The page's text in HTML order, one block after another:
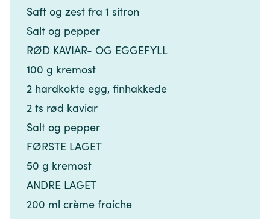
Saft og zest fra 1 sitron​​​​‌ ‍ ​‍​‍‌‍ ‌ ​‍‌‍‍‌‌‍‌ ‌‍‍‌‌‍ ‍​‍​‍​ ‍‍​‍​‍‌ ​ ‌‍​‌‌‍ ‍‌‍‍‌‌ ‌​‌ ‍‌​‍ ‍‌‍‍‌‌‍ ​‍​‍​‍ ​​‍​‍‌‍‍​‌ ​‍‌‍‌‌‌‍‌‍​‍​‍​ ‍‍​‍​‍‌‍‍​‌ ‌​‌ ‌​‌ ​​‌ ​ ​ ‍‍​‍ ​‍ ‌‍​ ‌‍ ‌‌ ​ ​‍ ‍‌‍​ ‌‍‌‌‌ ​‍‌ ‌‍‌‍‌‌‌ ​‍‌‍​‌​‍ ‍‌ ​ ‌‍‌‌​‍ ‌ ​​‌ ​‍‌‍ ‌‍‌​‌ ‌‌‌‍​ ‌ ‌​‌‍‍‌‌‍ ‌‍ ‍​‍ ‌‍‍‌‌‍ ‍‌ ‌​‌‍‌‌‌‍ ‍‌ ‌​​‍ ‌‍‌‌‌‍‌​‌‍‍‌‌ ‌​​‍ ‌‍ ‌‌‍ ‌‍‌​‌‍‌‌​ ‌‌ ​​‌ ​‍‌‍‌‌‌ ​ ‌‍‌‌‌‍ ‍‌ ‌​‌‍​‌‌ ‌​‌‍‍‌‌‍ ‌‍ ‍​ ‍ ‌‍‍‌‌‍‌​​ ‌‌‍‍‌​ ​‌​ ‍​‌‍ ‍​‍ ‍​ ​‍‌‍​ ​ ​‌​ ‌ ​ ‌​‌‍​ ​ ​​​ ​‍​‍ ‌‌‍‌‌​ ​​‌‍‌‌‌‍​‌​‍ ‌​ ‌​​ ‍​‌‍‌‍​ ​‍​‍ ‌‌‍​‍​ ‍​‌‍‌‌‌‍‌‍​‍ ‌​ ‌​‌‍‌​​ ​‍‌‍​‌‌‍​ ​ ​‌​ ​ ‌‍​‍​ ‍‌‌‍‌​​ ​‍​ ‍‌​‍ ‍‌‍ ‍‌‍ ​ ‍ ‌ ‌​‌ ‍‌‌ ​​‌‍‌‌​ ‌‌ ​​‌‍​‌‌‍‌ ‌‍‌‌​ ‍ ‌ ​​‌‍​‌‌ ‌​‌‍‍​​ ‌‌‍​‍‌‍ ​‌‍ ‌‍​ ‌‍‍ ‌ ​ ​‍‌‌​ ‌‌‌​​‍‌‌ ‌‍‍ ‌‍‌‌‌ ‍‌​‍‌‌​ ​ ‌​‌​​‍‌‌​ ​ ‌​‌​​‍‌‌​ ​‍​ ​‍‌‍‌‌‌‍‌‌​ ‌​​ ‌​​ ‌​‌‍​‍​ ​​​ ‌ ​‍ ‌‌‍‌‍​ ‌ ​ ‌​‌‍​‌​‍ ‌​ ‌​​ ‍‌‌‍‌‌‌‍​ ​‍ ‌‌‍​‍‌‍​‌​ ​ ​ ​ ​‍ ‌‌‍‌‍‌‍‌​​ ‍​‌‍​‍​ ‌​​ ​‌​ ‌ ​ ​‌​ ‌​​ ‌‍‌‍‌‌​ ‍‌​‍‌‌​ ​‍​ ​‍​‍‌‌​ ‌‌‌​‌​​‍ ‍‌‍​ ‌‍ ‌‍ ​‌ ‌‌‌‍ ‌‌‍ ‍‌ ​ ​‍‌‌​ ‌‌‌​​‍‌‌ ‌‍‍ ‌‍‌‌‌ ‍‌​‍‌‌​ ​ ‌​‌​​‍‌‌​ ​ ‌​‌​​‍‌‌​ ​‍​ ​‍​ ‍‌​ ​ ‌‍​ ​ ‍​‌‍​‍‌‍‌​​ ‌ ​ ‍​​ ‍​​ ​ ‌‍‌‍​ ‌‌​‍‌‌​ ​‍​ ​‍​‍‌‌​ ‌‌‌​‌​​‍ ‍‌‍‍‌‌ ‌​‌‍‌‌‌‍ ‌‌ ​ ​‍‌‌​ ‌‌‌​​‍​ ‌‌​‍‌‌​ ‌‌‌​‌​​ ‌‍​‍‌‍​‌‌ ​ ‌‍‌‌‌‌‌‌‌ ​‍‌‍ ​​ ‌‌‍‍​‌ ‌​‌ ‌​‌ ​​‌ ​ ​‍‌‌​ ​ ‌​​‌​‍‌‌​ ​‍‌​‌‍​‍‌‌​ ​‍‌​‌‍‌‍​ ‌‍ ‌‌ ​ ​‍ ‍‌‍​ ‌‍‌‌‌ ​‍‌ ‌‍‌‍‌‌‌ ​‍‌‍​‌​‍ ‍‌ ​ ‌‍‌‌​‍‌‍‌‍‍‌‌‍‌​​ ‌‌‍‍‌​ ​‌​ ‍​‌‍ ‍​‍ ‍​ ​‍‌‍​ ​ ​‌​ ‌ ​ ‌​‌‍​ ​ ​​​ ​‍​‍ ‌‌‍‌‌​ ​​‌‍‌‌‌‍​‌​‍ ‌​ ‌​​ ‍​‌‍‌‍​ ​‍​‍ ‌‌‍​‍​ ‍​‌‍‌‌‌‍‌‍​‍ ‌​ ‌​‌‍‌​​ ​‍‌‍​‌‌‍​ ​ ​‌​ ​ ‌‍​‍​ ‍‌‌‍‌​​ ​‍​ ‍‌​‍ ‍‌‍ ‍‌‍ ​‍‌‍‌ ‌​‌ ‍‌‌ ​​‌‍‌‌​ ‌‌ ​​‌‍​‌‌‍‌ ‌‍‌‌​‍‌‍‌ ​​‌‍​‌‌ ‌​‌‍‍​​ ‌‌‍​‍‌‍ ​‌‍ ‌‍​ ‌‍‍ ‌ ​ ​‍‌‌​ ‌‌‌​​‍‌‌ ‌‍‍ ‌‍‌‌‌ ‍‌​‍‌‌​ ​ ‌​‌​​‍‌‌​ ​ ‌​‌​​‍‌‌​ ​‍​ ​‍‌‍‌‌‌‍‌‌​ ‌​​ ‌​​ ‌​‌‍​‍​ ​​​ ‌ ​‍ ‌‌‍‌‍​ ‌ ​ ‌​‌‍​‌​‍ ‌​ ‌​​ ‍‌‌‍‌‌‌‍​ ​‍ ‌‌‍​‍‌‍​‌​ ​ ​ ​ ​‍ ‌‌‍‌‍‌‍‌​​ ‍​‌‍​‍​ ‌​​ ​‌​ ‌ ​ ​‌​ ‌​​ ‌‍‌‍‌‌​ ‍‌​‍‌‌​ ​‍​ ​‍​‍‌‌​ ‌‌‌​‌​​‍ ‍‌‍​ ‌‍ ‌‍ ​‌ ‌‌‌‍ ‌‌‍ ‍‌ ​ ​‍‌‌​ ‌‌‌​​‍‌‌ ‌‍‍ ‌‍‌‌‌ ‍‌​‍‌‌​ ​ ‌​‌​​‍‌‌​ ​ ‌​‌​​‍‌‌​ ​‍​ ​‍​ ‍‌​ ​ ‌‍​ ​ ‍​‌‍​‍‌‍‌​​ ‌ ​ ‍​​ ‍​​ ​ ‌‍‌‍​ ‌‌​‍‌‌​ ​‍​ ​‍​‍‌‌​ ‌‌‌​‌​​‍ ‍‌‍‍‌‌ ‌​‌‍‌‌‌‍ ‌‌ ​ ​‍‌‌​ ‌‌‌​​‍​ ‌‌​‍‌‌​ ‌‌‌​‌​​‍‌‍‌ ‌ ‌‍ ‌ ​‍‌‍‍ ‌ ​ ‌ ​​‌‍​‌‌‍​ ‌‍‌‌​ ‌‌ ​​‌ ​‍‌‍ ‌‍‌​‌ ‌‌‌‍​ ‌ ‌​‌‍‍‌‌‍ ‌‍ ‍​‍‌‍‌ ​​‌‍‌‌‌ ​‍‌ ​ ‌ ​​‌‍‌‌‌‍​ ‌ ‌​‌‍‍‌‌ ‌‍‌‍‌‌​ ‌‌ ​​‌ ‌‌‌‍​‍‌‍ ​‌‍‍‌‌ ​ ‌‍‍​‌‍‌‌‌‍‌​​‍​‍‌ ‌
Salt og pepper​​​​‌ ‍ ​‍​‍‌‍ ‌ ​‍‌‍‍‌‌‍‌ ‌‍‍‌‌‍ ‍​‍​‍​ ‍‍​‍​‍‌ ​ ‌‍​‌‌‍ ‍‌‍‍‌‌ ‌​‌ ‍‌​‍ ‍‌‍‍‌‌‍ ​‍​‍​‍ ​​‍​‍‌‍‍​‌ ​‍‌‍‌‌‌‍‌‍​‍​‍​ ‍‍​‍​‍‌‍‍​‌ ‌​‌ ‌​‌ ​​‌ ​ ​ ‍‍​‍ ​‍ ‌‍​ ‌‍ ‌‌ ​ ​‍ ‍‌‍​ ‌‍‌‌‌ ​‍‌ ‌‍‌‍‌‌‌ ​‍‌‍​‌​‍ ‍‌ ​ ‌‍‌‌​‍ ‌ ​​‌ ​‍‌‍ ‌‍‌​‌ ‌‌‌‍​ ‌ ‌​‌‍‍‌‌‍ ‌‍ ‍​‍ ‌‍‍‌‌‍ ‍‌ ‌​‌‍‌‌‌‍ ‍‌ ‌​​‍ ‌‍‌‌‌‍‌​‌‍‍‌‌ ‌​​‍ ‌‍ ‌‌‍ ‌‍‌​‌‍‌‌​ ‌‌ ​​‌ ​‍‌‍‌‌‌ ​ ‌‍‌‌‌‍ ‍‌ ‌​‌‍​‌‌ ‌​‌‍‍‌‌‍ ‌‍ ‍​ ‍ ‌‍‍‌‌‍‌​​ ‌‌‍‍‌​ ​‌​ ‍​‌‍ ‍​‍ ‍​ ​‍‌‍​ ​ ​‌​ ‌ ​ ‌​‌‍​ ​ ​​​ ​‍​‍ ‌‌‍‌‌​ ​​‌‍‌‌‌‍​‌​‍ ‌​ ‌​​ ‍​‌‍‌‍​ ​‍​‍ ‌‌‍​‍​ ‍​‌‍‌‌‌‍‌‍​‍ ‌​ ‌​‌‍‌​​ ​‍‌‍​‌‌‍​ ​ ​‌​ ​ ‌‍​‍​ ‍‌‌‍‌​​ ​‍​ ‍‌​‍ ‍‌‍ ‍‌‍ ​ ‍ ‌ ‌​‌ ‍‌‌ ​​‌‍‌‌​ ‌‌ ​​‌‍​‌‌‍‌ ‌‍‌‌​ ‍ ‌ ​​‌‍​‌‌ ‌​‌‍‍​​ ‌‌‍​‍‌‍ ​‌‍ ‌‍​ ‌‍‍ ‌ ​ ​‍‌‌​ ‌‌‌​​‍‌‌ ‌‍‍ ‌‍‌‌‌ ‍‌​‍‌‌​ ​ ‌​‌​​‍‌‌​ ​ ‌​‌​​‍‌‌​ ​‍​ ​‍‌‍‌‌‌‍‌‌​ ‌​​ ‌​​ ‌​‌‍​‍​ ​​​ ‌ ​‍ ‌‌‍‌‍​ ‌ ​ ‌​‌‍​‌​‍ ‌​ ‌​​ ‍‌‌‍‌‌‌‍​ ​‍ ‌‌‍​‍‌‍​‌​ ​ ​ ​ ​‍ ‌‌‍‌‍‌‍‌​​ ‍​‌‍​‍​ ‌​​ ​‌​ ‌ ​ ​‌​ ‌​​ ‌‍‌‍‌‌​ ‍‌​‍‌‌​ ​‍​ ​‍​‍‌‌​ ‌‌‌​‌​​‍ ‍‌‍​ ‌‍ ‌‍ ​‌ ‌‌‌‍ ‌‌‍ ‍‌ ​ ​‍‌‌​ ‌‌‌​​‍‌‌ ‌‍‍ ‌‍‌‌‌ ‍‌​‍‌‌​ ​ ‌​‌​​‍‌‌​ ​ ‌​‌​​‍‌‌​ ​‍​ ​‍​ ‍‌​ ​ ‌‍​ ​ ‍​‌‍​‍‌‍‌​​ ‌ ​ ‍​​ ‍​​ ​ ‌‍‌‍​ ‌‌​‍‌‌​ ​‍​ ​‍​‍‌‌​ ‌‌‌​‌​​‍ ‍‌‍‍‌‌ ‌​‌‍‌‌‌‍ ‌‌ ​ ​‍‌‌​ ‌‌‌​​‍​ ‌‍​‍‌‌​ ‌‌‌​‌​​ ‌‍​‍‌‍​‌‌ ​ ‌‍‌‌‌‌‌‌‌ ​‍‌‍ ​​ ‌‌‍‍​‌ ‌​‌ ‌​‌ ​​‌ ​ ​‍‌‌​ ​ ‌​​‌​‍‌‌​ ​‍‌​‌‍​‍‌‌​ ​‍‌​‌‍‌‍​ ‌‍ ‌‌ ​ ​‍ ‍‌‍​ ‌‍‌‌‌ ​‍‌ ‌‍‌‍‌‌‌ ​‍‌‍​‌​‍ ‍‌ ​ ‌‍‌‌​‍‌‍‌‍‍‌‌‍‌​​ ‌‌‍‍‌​ ​‌​ ‍​‌‍ ‍​‍ ‍​ ​‍‌‍​ ​ ​‌​ ‌ ​ ‌​‌‍​ ​ ​​​ ​‍​‍ ‌‌‍‌‌​ ​​‌‍‌‌‌‍​‌​‍ ‌​ ‌​​ ‍​‌‍‌‍​ ​‍​‍ ‌‌‍​‍​ ‍​‌‍‌‌‌‍‌‍​‍ ‌​ ‌​‌‍‌​​ ​‍‌‍​‌‌‍​ ​ ​‌​ ​ ‌‍​‍​ ‍‌‌‍‌​​ ​‍​ ‍‌​‍ ‍‌‍ ‍‌‍ ​‍‌‍‌ ‌​‌ ‍‌‌ ​​‌‍‌‌​ ‌‌ ​​‌‍​‌‌‍‌ ‌‍‌‌​‍‌‍‌ ​​‌‍​‌‌ ‌​‌‍‍​​ ‌‌‍​‍‌‍ ​‌‍ ‌‍​ ‌‍‍ ‌ ​ ​‍‌‌​ ‌‌‌​​‍‌‌ ‌‍‍ ‌‍‌‌‌ ‍‌​‍‌‌​ ​ ‌​‌​​‍‌‌​ ​ ‌​‌​​‍‌‌​ ​‍​ ​‍‌‍‌‌‌‍‌‌​ ‌​​ ‌​​ ‌​‌‍​‍​ ​​​ ‌ ​‍ ‌‌‍‌‍​ ‌ ​ ‌​‌‍​‌​‍ ‌​ ‌​​ ‍‌‌‍‌‌‌‍​ ​‍ ‌‌‍​‍‌‍​‌​ ​ ​ ​ ​‍ ‌‌‍‌‍‌‍‌​​ ‍​‌‍​‍​ ‌​​ ​‌​ ‌ ​ ​‌​ ‌​​ ‌‍‌‍‌‌​ ‍‌​‍‌‌​ ​‍​ ​‍​‍‌‌​ ‌‌‌​‌​​‍ ‍‌‍​ ‌‍ ‌‍ ​‌ ‌‌‌‍ ‌‌‍ ‍‌ ​ ​‍‌‌​ ‌‌‌​​‍‌‌ ‌‍‍ ‌‍‌‌‌ ‍‌​‍‌‌​ ​ ‌​‌​​‍‌‌​ ​ ‌​‌​​‍‌‌​ ​‍​ ​‍​ ‍‌​ ​ ‌‍​ ​ ‍​‌‍​‍‌‍‌​​ ‌ ​ ‍​​ ‍​​ ​ ‌‍‌‍​ ‌‌​‍‌‌​ ​‍​ ​‍​‍‌‌​ ‌‌‌​‌​​‍ ‍‌‍‍‌‌ ‌​‌‍‌‌‌‍ ‌‌ ​ ​‍‌‌​ ‌‌‌​​‍​ ‌‍​‍‌‌​ ‌‌‌​‌​​‍‌‍‌ ‌ ‌‍ ‌ ​‍‌‍‍ ‌ ​ ‌ ​​‌‍​‌‌‍​ ‌‍‌‌​ ‌‌ ​​‌ ​‍‌‍ ‌‍‌​‌ ‌‌‌‍​ ‌ ‌​‌‍‍‌‌‍ ‌‍ ‍​‍‌‍‌ ​​‌‍‌‌‌ ​‍‌ ​ ‌ ​​‌‍‌‌‌‍​ ‌ ‌​‌‍‍‌‌ ‌‍‌‍‌‌​ ‌‌ ​​‌ ‌‌‌‍​‍‌‍ ​‌‍‍‌‌ ​ ‌‍‍​‌‍‌‌‌‍‌​​‍​‍‌ ‌
RØD KAVIAR- OG EGGEFYLL​​​​‌ ‍ ​‍​‍‌‍ ‌ ​‍‌‍‍‌‌‍‌ ‌‍‍‌‌‍ ‍​‍​‍​ ‍‍​‍​‍‌ ​ ‌‍​‌‌‍ ‍‌‍‍‌‌ ‌​‌ ‍‌​‍ ‍‌‍‍‌‌‍ ​‍​‍​‍ ​​‍​‍‌‍‍​‌ ​‍‌‍‌‌‌‍‌‍​‍​‍​ ‍‍​‍​‍‌‍‍​‌ ‌​‌ ‌​‌ ​​‌ ​ ​ ‍‍​‍ ​‍ ‌‍​ ‌‍ ‌‌ ​ ​‍ ‍‌‍​ ‌‍‌‌‌ ​‍‌ ‌‍‌‍‌‌‌ ​‍‌‍​‌​‍ ‍‌ ​ ‌‍‌‌​‍ ‌ ​​‌ ​‍‌‍ ‌‍‌​‌ ‌‌‌‍​ ‌ ‌​‌‍‍‌‌‍ ‌‍ ‍​‍ ‌‍‍‌‌‍ ‍‌ ‌​‌‍‌‌‌‍ ‍‌ ‌​​‍ ‌‍‌‌‌‍‌​‌‍‍‌‌ ‌​​‍ ‌‍ ‌‌‍ ‌‍‌​‌‍‌‌​ ‌‌ ​​‌ ​‍‌‍‌‌‌ ​ ‌‍‌‌‌‍ ‍‌ ‌​‌‍​‌‌ ‌​‌‍‍‌‌‍ ‌‍ ‍​ ‍ ‌‍‍‌‌‍‌​​ ‌‌‍‍‌​ ​‌​ ‍​‌‍ ‍​‍ ‍​ ​‍‌‍​ ​ ​‌​ ‌ ​ ‌​‌‍​ ​ ​​​ ​‍​‍ ‌‌‍‌‌​ ​​‌‍‌‌‌‍​‌​‍ ‌​ ‌​​ ‍​‌‍‌‍​ ​‍​‍ ‌‌‍​‍​ ‍​‌‍‌‌‌‍‌‍​‍ ‌​ ‌​‌‍‌​​ ​‍‌‍​‌‌‍​ ​ ​‌​ ​ ‌‍​‍​ ‍‌‌‍‌​​ ​‍​ ‍‌​‍ ‍‌‍ ‍‌‍ ​ ‍ ‌ ‌​‌ ‍‌‌ ​​‌‍‌‌​ ‌‌ ​​‌‍​‌‌‍‌ ‌‍‌‌​ ‍ ‌ ​​‌‍​‌‌ ‌​‌‍‍​​ ‌‌‍​‍‌‍ ​‌‍ ‌‍​ ‌‍‍ ‌ ​ ​‍‌‌​ ‌‌‌​​‍‌‌ ‌‍‍ ‌‍‌‌‌ ‍‌​‍‌‌​ ​ ‌​‌​​‍‌‌​ ​ ‌​‌​​‍‌‌​ ​‍​ ​‍‌‍‌‌‌‍‌‌​ ‌​​ ‌​​ ‌​‌‍​‍​ ​​​ ‌ ​‍ ‌‌‍‌‍​ ‌ ​ ‌​‌‍​‌​‍ ‌​ ‌​​ ‍‌‌‍‌‌‌‍​ ​‍ ‌‌‍​‍‌‍​‌​ ​ ​ ​ ​‍ ‌‌‍‌‍‌‍‌​​ ‍​‌‍​‍​ ‌​​ ​‌​ ‌ ​ ​‌​ ‌​​ ‌‍‌‍‌‌​ ‍‌​‍‌‌​ ​‍​ ​‍​‍‌‌​ ‌‌‌​‌​​‍ ‍‌‍​ ‌‍ ‌‍ ​‌ ‌‌‌‍ ‌‌‍ ‍‌ ​ ​‍‌‌​ ‌‌‌​​‍‌‌ ‌‍‍ ‌‍‌‌‌ ‍‌​‍‌‌​ ​ ‌​‌​​‍‌‌​ ​ ‌​‌​​‍‌‌​ ​‍​ ​‍​ ‍‌​ ​ ‌‍​ ​ ‍​‌‍​‍‌‍‌​​ ‌ ​ ‍​​ ‍​​ ​ ‌‍‌‍​ ‌‌​‍‌‌​ ​‍​ ​‍​‍‌‌​ ‌‌‌​‌​​‍ ‍‌‍‍‌‌ ‌​‌‍‌‌‌‍ ‌‌ ​ ​‍‌‌​ ‌‌‌​​‍​ ‌ ​‍‌‌​ ‌‌‌​‌​​ ‌‍​‍‌‍​‌‌ ​ ‌‍‌‌‌‌‌‌‌ ​‍‌‍ ​​ ‌‌‍‍​‌ ‌​‌ ‌​‌ ​​‌ ​ ​‍‌‌​ ​ ‌​​‌​‍‌‌​ ​‍‌​‌‍​‍‌‌​ ​‍‌​‌‍‌‍​ ‌‍ ‌‌ ​ ​‍ ‍‌‍​ ‌‍‌‌‌ ​‍‌ ‌‍‌‍‌‌‌ ​‍‌‍​‌​‍ ‍‌ ​ ‌‍‌‌​‍‌‍‌‍‍‌‌‍‌​​ ‌‌‍‍‌​ ​‌​ ‍​‌‍ ‍​‍ ‍​ ​‍‌‍​ ​ ​‌​ ‌ ​ ‌​‌‍​ ​ ​​​ ​‍​‍ ‌‌‍‌‌​ ​​‌‍‌‌‌‍​‌​‍ ‌​ ‌​​ ‍​‌‍‌‍​ ​‍​‍ ‌‌‍​‍​ ‍​‌‍‌‌‌‍‌‍​‍ ‌​ ‌​‌‍‌​​ ​‍‌‍​‌‌‍​ ​ ​‌​ ​ ‌‍​‍​ ‍‌‌‍‌​​ ​‍​ ‍‌​‍ ‍‌‍ ‍‌‍ ​‍‌‍‌ ‌​‌ ‍‌‌ ​​‌‍‌‌​ ‌‌ ​​‌‍​‌‌‍‌ ‌‍‌‌​‍‌‍‌ ​​‌‍​‌‌ ‌​‌‍‍​​ ‌‌‍​‍‌‍ ​‌‍ ‌‍​ ‌‍‍ ‌ ​ ​‍‌‌​ ‌‌‌​​‍‌‌ ‌‍‍ ‌‍‌‌‌ ‍‌​‍‌‌​ ​ ‌​‌​​‍‌‌​ ​ ‌​‌​​‍‌‌​ ​‍​ ​‍‌‍‌‌‌‍‌‌​ ‌​​ ‌​​ ‌​‌‍​‍​ ​​​ ‌ ​‍ ‌‌‍‌‍​ ‌ ​ ‌​‌‍​‌​‍ ‌​ ‌​​ ‍‌‌‍‌‌‌‍​ ​‍ ‌‌‍​‍‌‍​‌​ ​ ​ ​ ​‍ ‌‌‍‌‍‌‍‌​​ ‍​‌‍​‍​ ‌​​ ​‌​ ‌ ​ ​‌​ ‌​​ ‌‍‌‍‌‌​ ‍‌​‍‌‌​ ​‍​ ​‍​‍‌‌​ ‌‌‌​‌​​‍ ‍‌‍​ ‌‍ ‌‍ ​‌ ‌‌‌‍ ‌‌‍ ‍‌ ​ ​‍‌‌​ ‌‌‌​​‍‌‌ ‌‍‍ ‌‍‌‌‌ ‍‌​‍‌‌​ ​ ‌​‌​​‍‌‌​ ​ ‌​‌​​‍‌‌​ ​‍​ ​‍​ ‍‌​ ​ ‌‍​ ​ ‍​‌‍​‍‌‍‌​​ ‌ ​ ‍​​ ‍​​ ​ ‌‍‌‍​ ‌‌​‍‌‌​ ​‍​ ​‍​‍‌‌​ ‌‌‌​‌​​‍ ‍‌‍‍‌‌ ‌​‌‍‌‌‌‍ ‌‌ ​ ​‍‌‌​ ‌‌‌​​‍​ ‌ ​‍‌‌​ ‌‌‌​‌​​‍‌‍‌ ‌ ‌‍ ‌ ​‍‌‍‍ ‌ ​ ‌ ​​‌‍​‌‌‍​ ‌‍‌‌​ ‌‌ ​​‌ ​‍‌‍ ‌‍‌​‌ ‌‌‌‍​ ‌ ‌​‌‍‍‌‌‍ ‌‍ ‍​‍‌‍‌ ​​‌‍‌‌‌ ​‍‌ ​ ‌ ​​‌‍‌‌‌‍​ ‌ ‌​‌‍‍‌‌ ‌‍‌‍‌‌​ ‌‌ ​​‌ ‌‌‌‍​‍‌‍ ​‌‍‍‌‌ ​ ‌‍‍​‌‍‌‌‌‍‌​​‍​‍‌ ‌
100 g kremost​​​​‌ ‍ ​‍​‍‌‍ ‌ ​‍‌‍‍‌‌‍‌ ‌‍‍‌‌‍ ‍​‍​‍​ ‍‍​‍​‍‌ ​ ‌‍​‌‌‍ ‍‌‍‍‌‌ ‌​‌ ‍‌​‍ ‍‌‍‍‌‌‍ ​‍​‍​‍ ​​‍​‍‌‍‍​‌ ​‍‌‍‌‌‌‍‌‍​‍​‍​ ‍‍​‍​‍‌‍‍​‌ ‌​‌ ‌​‌ ​​‌ ​ ​ ‍‍​‍ ​‍ ‌‍​ ‌‍ ‌‌ ​ ​‍ ‍‌‍​ ‌‍‌‌‌ ​‍‌ ‌‍‌‍‌‌‌ ​‍‌‍​‌​‍ ‍‌ ​ ‌‍‌‌​‍ ‌ ​​‌ ​‍‌‍ ‌‍‌​‌ ‌‌‌‍​ ‌ ‌​‌‍‍‌‌‍ ‌‍ ‍​‍ ‌‍‍‌‌‍ ‍‌ ‌​‌‍‌‌‌‍ ‍‌ ‌​​‍ ‌‍‌‌‌‍‌​‌‍‍‌‌ ‌​​‍ ‌‍ ‌‌‍ ‌‍‌​‌‍‌‌​ ‌‌ ​​‌ ​‍‌‍‌‌‌ ​ ‌‍‌‌‌‍ ‍‌ ‌​‌‍​‌‌ ‌​‌‍‍‌‌‍ ‌‍ ‍​ ‍ ‌‍‍‌‌‍‌​​ ‌‌‍‍‌​ ​‌​ ‍​‌‍ ‍​‍ ‍​ ​‍‌‍​ ​ ​‌​ ‌ ​ ‌​‌‍​ ​ ​​​ ​‍​‍ ‌‌‍‌‌​ ​​‌‍‌‌‌‍​‌​‍ ‌​ ‌​​ ‍​‌‍‌‍​ ​‍​‍ ‌‌‍​‍​ ‍​‌‍‌‌‌‍‌‍​‍ ‌​ ‌​‌‍‌​​ ​‍‌‍​‌‌‍​ ​ ​‌​ ​ ‌‍​‍​ ‍‌‌‍‌​​ ​‍​ ‍‌​‍ ‍‌‍ ‍‌‍ ​ ‍ ‌ ‌​‌ ‍‌‌ ​​‌‍‌‌​ ‌‌ ​​‌‍​‌‌‍‌ ‌‍‌‌​ ‍ ‌ ​​‌‍​‌‌ ‌​‌‍‍​​ ‌‌‍​‍‌‍ ​‌‍ ‌‍​ ‌‍‍ ‌ ​ ​‍‌‌​ ‌‌‌​​‍‌‌ ‌‍‍ ‌‍‌‌‌ ‍‌​‍‌‌​ ​ ‌​‌​​‍‌‌​ ​ ‌​‌​​‍‌‌​ ​‍​ ​‍‌‍‌‌‌‍‌‌​ ‌​​ ‌​​ ‌​‌‍​‍​ ​​​ ‌ ​‍ ‌‌‍‌‍​ ‌ ​ ‌​‌‍​‌​‍ ‌​ ‌​​ ‍‌‌‍‌‌‌‍​ ​‍ ‌‌‍​‍‌‍​‌​ ​ ​ ​ ​‍ ‌‌‍‌‍‌‍‌​​ ‍​‌‍​‍​ ‌​​ ​‌​ ‌ ​ ​‌​ ‌​​ ‌‍‌‍‌‌​ ‍‌​‍‌‌​ ​‍​ ​‍​‍‌‌​ ‌‌‌​‌​​‍ ‍‌‍​ ‌‍ ‌‍ ​‌ ‌‌‌‍ ‌‌‍ ‍‌ ​ ​‍‌‌​ ‌‌‌​​‍‌‌ ‌‍‍ ‌‍‌‌‌ ‍‌​‍‌‌​ ​ ‌​‌​​‍‌‌​ ​ ‌​‌​​‍‌‌​ ​‍​ ​‍​ ‍‌​ ​ ‌‍​ ​ ‍​‌‍​‍‌‍‌​​ ‌ ​ ‍​​ ‍​​ ​ ‌‍‌‍​ ‌‌​‍‌‌​ ​‍​ ​‍​‍‌‌​ ‌‌‌​‌​​‍ ‍‌‍‍‌‌ ‌​‌‍‌‌‌‍ ‌‌ ​ ​‍‌‌​ ‌‌‌​​‍​ ‍​​‍‌‌​ ‌‌‌​‌​​ ‌‍​‍‌‍​‌‌ ​ ‌‍‌‌‌‌‌‌‌ ​‍‌‍ ​​ ‌‌‍‍​‌ ‌​‌ ‌​‌ ​​‌ ​ ​‍‌‌​ ​ ‌​​‌​‍‌‌​ ​‍‌​‌‍​‍‌‌​ ​‍‌​‌‍‌‍​ ‌‍ ‌‌ ​ ​‍ ‍‌‍​ ‌‍‌‌‌ ​‍‌ ‌‍‌‍‌‌‌ ​‍‌‍​‌​‍ ‍‌ ​ ‌‍‌‌​‍‌‍‌‍‍‌‌‍‌​​ ‌‌‍‍‌​ ​‌​ ‍​‌‍ ‍​‍ ‍​ ​‍‌‍​ ​ ​‌​ ‌ ​ ‌​‌‍​ ​ ​​​ ​‍​‍ ‌‌‍‌‌​ ​​‌‍‌‌‌‍​‌​‍ ‌​ ‌​​ ‍​‌‍‌‍​ ​‍​‍ ‌‌‍​‍​ ‍​‌‍‌‌‌‍‌‍​‍ ‌​ ‌​‌‍‌​​ ​‍‌‍​‌‌‍​ ​ ​‌​ ​ ‌‍​‍​ ‍‌‌‍‌​​ ​‍​ ‍‌​‍ ‍‌‍ ‍‌‍ ​‍‌‍‌ ‌​‌ ‍‌‌ ​​‌‍‌‌​ ‌‌ ​​‌‍​‌‌‍‌ ‌‍‌‌​‍‌‍‌ ​​‌‍​‌‌ ‌​‌‍‍​​ ‌‌‍​‍‌‍ ​‌‍ ‌‍​ ‌‍‍ ‌ ​ ​‍‌‌​ ‌‌‌​​‍‌‌ ‌‍‍ ‌‍‌‌‌ ‍‌​‍‌‌​ ​ ‌​‌​​‍‌‌​ ​ ‌​‌​​‍‌‌​ ​‍​ ​‍‌‍‌‌‌‍‌‌​ ‌​​ ‌​​ ‌​‌‍​‍​ ​​​ ‌ ​‍ ‌‌‍‌‍​ ‌ ​ ‌​‌‍​‌​‍ ‌​ ‌​​ ‍‌‌‍‌‌‌‍​ ​‍ ‌‌‍​‍‌‍​‌​ ​ ​ ​ ​‍ ‌‌‍‌‍‌‍‌​​ ‍​‌‍​‍​ ‌​​ ​‌​ ‌ ​ ​‌​ ‌​​ ‌‍‌‍‌‌​ ‍‌​‍‌‌​ ​‍​ ​‍​‍‌‌​ ‌‌‌​‌​​‍ ‍‌‍​ ‌‍ ‌‍ ​‌ ‌‌‌‍ ‌‌‍ ‍‌ ​ ​‍‌‌​ ‌‌‌​​‍‌‌ ‌‍‍ ‌‍‌‌‌ ‍‌​‍‌‌​ ​ ‌​‌​​‍‌‌​ ​ ‌​‌​​‍‌‌​ ​‍​ ​‍​ ‍‌​ ​ ‌‍​ ​ ‍​‌‍​‍‌‍‌​​ ‌ ​ ‍​​ ‍​​ ​ ‌‍‌‍​ ‌‌​‍‌‌​ ​‍​ ​‍​‍‌‌​ ‌‌‌​‌​​‍ ‍‌‍‍‌‌ ‌​‌‍‌‌‌‍ ‌‌ ​ ​‍‌‌​ ‌‌‌​​‍​ ‍​​‍‌‌​ ‌‌‌​‌​​‍‌‍‌ ‌ ‌‍ ‌ ​‍‌‍‍ ‌ ​ ‌ ​​‌‍​‌‌‍​ ‌‍‌‌​ ‌‌ ​​‌ ​‍‌‍ ‌‍‌​‌ ‌‌‌‍​ ‌ ‌​‌‍‍‌‌‍ ‌‍ ‍​‍‌‍‌ ​​‌‍‌‌‌ ​‍‌ ​ ‌ ​​‌‍‌‌‌‍​ ‌ ‌​‌‍‍‌‌ ‌‍‌‍‌‌​ ‌‌ ​​‌ ‌‌‌‍​‍‌‍ ​‌‍‍‌‌ ​ ‌‍‍​‌‍‌‌‌‍‌​​‍​‍‌ ‌
2 hardkokte egg, finhakkede​​​​‌ ‍ ​‍​‍‌‍ ‌ ​‍‌‍‍‌‌‍‌ ‌‍‍‌‌‍ ‍​‍​‍​ ‍‍​‍​‍‌ ​ ‌‍​‌‌‍ ‍‌‍‍‌‌ ‌​‌ ‍‌​‍ ‍‌‍‍‌‌‍ ​‍​‍​‍ ​​‍​‍‌‍‍​‌ ​‍‌‍‌‌‌‍‌‍​‍​‍​ ‍‍​‍​‍‌‍‍​‌ ‌​‌ ‌​‌ ​​‌ ​ ​ ‍‍​‍ ​‍ ‌‍​ ‌‍ ‌‌ ​ ​‍ ‍‌‍​ ‌‍‌‌‌ ​‍‌ ‌‍‌‍‌‌‌ ​‍‌‍​‌​‍ ‍‌ ​ ‌‍‌‌​‍ ‌ ​​‌ ​‍‌‍ ‌‍‌​‌ ‌‌‌‍​ ‌ ‌​‌‍‍‌‌‍ ‌‍ ‍​‍ ‌‍‍‌‌‍ ‍‌ ‌​‌‍‌‌‌‍ ‍‌ ‌​​‍ ‌‍‌‌‌‍‌​‌‍‍‌‌ ‌​​‍ ‌‍ ‌‌‍ ‌‍‌​‌‍‌‌​ ‌‌ ​​‌ ​‍‌‍‌‌‌ ​ ‌‍‌‌‌‍ ‍‌ ‌​‌‍​‌‌ ‌​‌‍‍‌‌‍ ‌‍ ‍​ ‍ ‌‍‍‌‌‍‌​​ ‌‌‍‍‌​ ​‌​ ‍​‌‍ ‍​‍ ‍​ ​‍‌‍​ ​ ​‌​ ‌ ​ ‌​‌‍​ ​ ​​​ ​‍​‍ ‌‌‍‌‌​ ​​‌‍‌‌‌‍​‌​‍ ‌​ ‌​​ ‍​‌‍‌‍​ ​‍​‍ ‌‌‍​‍​ ‍​‌‍‌‌‌‍‌‍​‍ ‌​ ‌​‌‍‌​​ ​‍‌‍​‌‌‍​ ​ ​‌​ ​ ‌‍​‍​ ‍‌‌‍‌​​ ​‍​ ‍‌​‍ ‍‌‍ ‍‌‍ ​ ‍ ‌ ‌​‌ ‍‌‌ ​​‌‍‌‌​ ‌‌ ​​‌‍​‌‌‍‌ ‌‍‌‌​ ‍ ‌ ​​‌‍​‌‌ ‌​‌‍‍​​ ‌‌‍​‍‌‍ ​‌‍ ‌‍​ ‌‍‍ ‌ ​ ​‍‌‌​ ‌‌‌​​‍‌‌ ‌‍‍ ‌‍‌‌‌ ‍‌​‍‌‌​ ​ ‌​‌​​‍‌‌​ ​ ‌​‌​​‍‌‌​ ​‍​ ​‍‌‍‌‌‌‍‌‌​ ‌​​ ‌​​ ‌​‌‍​‍​ ​​​ ‌ ​‍ ‌‌‍‌‍​ ‌ ​ ‌​‌‍​‌​‍ ‌​ ‌​​ ‍‌‌‍‌‌‌‍​ ​‍ ‌‌‍​‍‌‍​‌​ ​ ​ ​ ​‍ ‌‌‍‌‍‌‍‌​​ ‍​‌‍​‍​ ‌​​ ​‌​ ‌ ​ ​‌​ ‌​​ ‌‍‌‍‌‌​ ‍‌​‍‌‌​ ​‍​ ​‍​‍‌‌​ ‌‌‌​‌​​‍ ‍‌‍​ ‌‍ ‌‍ ​‌ ‌‌‌‍ ‌‌‍ ‍‌ ​ ​‍‌‌​ ‌‌‌​​‍‌‌ ‌‍‍ ‌‍‌‌‌ ‍‌​‍‌‌​ ​ ‌​‌​​‍‌‌​ ​ ‌​‌​​‍‌‌​ ​‍​ ​‍​ ‍‌​ ​ ‌‍​ ​ ‍​‌‍​‍‌‍‌​​ ‌ ​ ‍​​ ‍​​ ​ ‌‍‌‍​ ‌‌​‍‌‌​ ​‍​ ​‍​‍‌‌​ ‌‌‌​‌​​‍ ‍‌‍‍‌‌ ‌​‌‍‌‌‌‍ ‌‌ ​ ​‍‌‌​ ‌‌‌​​‍​ ‍‌​‍‌‌​ ‌‌‌​‌​​ ‌‍​‍‌‍​‌‌ ​ ‌‍‌‌‌‌‌‌‌ ​‍‌‍ ​​ ‌‌‍‍​‌ ‌​‌ ‌​‌ ​​‌ ​ ​‍‌‌​ ​ ‌​​‌​‍‌‌​ ​‍‌​‌‍​‍‌‌​ ​‍‌​‌‍‌‍​ ‌‍ ‌‌ ​ ​‍ ‍‌‍​ ‌‍‌‌‌ ​‍‌ ‌‍‌‍‌‌‌ ​‍‌‍​‌​‍ ‍‌ ​ ‌‍‌‌​‍‌‍‌‍‍‌‌‍‌​​ ‌‌‍‍‌​ ​‌​ ‍​‌‍ ‍​‍ ‍​ ​‍‌‍​ ​ ​‌​ ‌ ​ ‌​‌‍​ ​ ​​​ ​‍​‍ ‌‌‍‌‌​ ​​‌‍‌‌‌‍​‌​‍ ‌​ ‌​​ ‍​‌‍‌‍​ ​‍​‍ ‌‌‍​‍​ ‍​‌‍‌‌‌‍‌‍​‍ ‌​ ‌​‌‍‌​​ ​‍‌‍​‌‌‍​ ​ ​‌​ ​ ‌‍​‍​ ‍‌‌‍‌​​ ​‍​ ‍‌​‍ ‍‌‍ ‍‌‍ ​‍‌‍‌ ‌​‌ ‍‌‌ ​​‌‍‌‌​ ‌‌ ​​‌‍​‌‌‍‌ ‌‍‌‌​‍‌‍‌ ​​‌‍​‌‌ ‌​‌‍‍​​ ‌‌‍​‍‌‍ ​‌‍ ‌‍​ ‌‍‍ ‌ ​ ​‍‌‌​ ‌‌‌​​‍‌‌ ‌‍‍ ‌‍‌‌‌ ‍‌​‍‌‌​ ​ ‌​‌​​‍‌‌​ ​ ‌​‌​​‍‌‌​ ​‍​ ​‍‌‍‌‌‌‍‌‌​ ‌​​ ‌​​ ‌​‌‍​‍​ ​​​ ‌ ​‍ ‌‌‍‌‍​ ‌ ​ ‌​‌‍​‌​‍ ‌​ ‌​​ ‍‌‌‍‌‌‌‍​ ​‍ ‌‌‍​‍‌‍​‌​ ​ ​ ​ ​‍ ‌‌‍‌‍‌‍‌​​ ‍​‌‍​‍​ ‌​​ ​‌​ ‌ ​ ​‌​ ‌​​ ‌‍‌‍‌‌​ ‍‌​‍‌‌​ ​‍​ ​‍​‍‌‌​ ‌‌‌​‌​​‍ ‍‌‍​ ‌‍ ‌‍ ​‌ ‌‌‌‍ ‌‌‍ ‍‌ ​ ​‍‌‌​ ‌‌‌​​‍‌‌ ‌‍‍ ‌‍‌‌‌ ‍‌​‍‌‌​ ​ ‌​‌​​‍‌‌​ ​ ‌​‌​​‍‌‌​ ​‍​ ​‍​ ‍‌​ ​ ‌‍​ ​ ‍​‌‍​‍‌‍‌​​ ‌ ​ ‍​​ ‍​​ ​ ‌‍‌‍​ ‌‌​‍‌‌​ ​‍​ ​‍​‍‌‌​ ‌‌‌​‌​​‍ ‍‌‍‍‌‌ ‌​‌‍‌‌‌‍ ‌‌ ​ ​‍‌‌​ ‌‌‌​​‍​ ‍‌​‍‌‌​ ‌‌‌​‌​​‍‌‍‌ ‌ ‌‍ ‌ ​‍‌‍‍ ‌ ​ ‌ ​​‌‍​‌‌‍​ ‌‍‌‌​ ‌‌ ​​‌ ​‍‌‍ ‌‍‌​‌ ‌‌‌‍​ ‌ ‌​‌‍‍‌‌‍ ‌‍ ‍​‍‌‍‌ ​​‌‍‌‌‌ ​‍‌ ​ ‌ ​​‌‍‌‌‌‍​ ‌ ‌​‌‍‍‌‌ ‌‍‌‍‌‌​ ‌‌ ​​‌ ‌‌‌‍​‍‌‍ ​‌‍‍‌‌ ​ ‌‍‍​‌‍‌‌‌‍‌​​‍​‍‌ ‌
2 ts rød kaviar​​​​‌ ‍ ​‍​‍‌‍ ‌ ​‍‌‍‍‌‌‍‌ ‌‍‍‌‌‍ ‍​‍​‍​ ‍‍​‍​‍‌ ​ ‌‍​‌‌‍ ‍‌‍‍‌‌ ‌​‌ ‍‌​‍ ‍‌‍‍‌‌‍ ​‍​‍​‍ ​​‍​‍‌‍‍​‌ ​‍‌‍‌‌‌‍‌‍​‍​‍​ ‍‍​‍​‍‌‍‍​‌ ‌​‌ ‌​‌ ​​‌ ​ ​ ‍‍​‍ ​‍ ‌‍​ ‌‍ ‌‌ ​ ​‍ ‍‌‍​ ‌‍‌‌‌ ​‍‌ ‌‍‌‍‌‌‌ ​‍‌‍​‌​‍ ‍‌ ​ ‌‍‌‌​‍ ‌ ​​‌ ​‍‌‍ ‌‍‌​‌ ‌‌‌‍​ ‌ ‌​‌‍‍‌‌‍ ‌‍ ‍​‍ ‌‍‍‌‌‍ ‍‌ ‌​‌‍‌‌‌‍ ‍‌ ‌​​‍ ‌‍‌‌‌‍‌​‌‍‍‌‌ ‌​​‍ ‌‍ ‌‌‍ ‌‍‌​‌‍‌‌​ ‌‌ ​​‌ ​‍‌‍‌‌‌ ​ ‌‍‌‌‌‍ ‍‌ ‌​‌‍​‌‌ ‌​‌‍‍‌‌‍ ‌‍ ‍​ ‍ ‌‍‍‌‌‍‌​​ ‌‌‍‍‌​ ​‌​ ‍​‌‍ ‍​‍ ‍​ ​‍‌‍​ ​ ​‌​ ‌ ​ ‌​‌‍​ ​ ​​​ ​‍​‍ ‌‌‍‌‌​ ​​‌‍‌‌‌‍​‌​‍ ‌​ ‌​​ ‍​‌‍‌‍​ ​‍​‍ ‌‌‍​‍​ ‍​‌‍‌‌‌‍‌‍​‍ ‌​ ‌​‌‍‌​​ ​‍‌‍​‌‌‍​ ​ ​‌​ ​ ‌‍​‍​ ‍‌‌‍‌​​ ​‍​ ‍‌​‍ ‍‌‍ ‍‌‍ ​ ‍ ‌ ‌​‌ ‍‌‌ ​​‌‍‌‌​ ‌‌ ​​‌‍​‌‌‍‌ ‌‍‌‌​ ‍ ‌ ​​‌‍​‌‌ ‌​‌‍‍​​ ‌‌‍​‍‌‍ ​‌‍ ‌‍​ ‌‍‍ ‌ ​ ​‍‌‌​ ‌‌‌​​‍‌‌ ‌‍‍ ‌‍‌‌‌ ‍‌​‍‌‌​ ​ ‌​‌​​‍‌‌​ ​ ‌​‌​​‍‌‌​ ​‍​ ​‍‌‍‌‌‌‍‌‌​ ‌​​ ‌​​ ‌​‌‍​‍​ ​​​ ‌ ​‍ ‌‌‍‌‍​ ‌ ​ ‌​‌‍​‌​‍ ‌​ ‌​​ ‍‌‌‍‌‌‌‍​ ​‍ ‌‌‍​‍‌‍​‌​ ​ ​ ​ ​‍ ‌‌‍‌‍‌‍‌​​ ‍​‌‍​‍​ ‌​​ ​‌​ ‌ ​ ​‌​ ‌​​ ‌‍‌‍‌‌​ ‍‌​‍‌‌​ ​‍​ ​‍​‍‌‌​ ‌‌‌​‌​​‍ ‍‌‍​ ‌‍ ‌‍ ​‌ ‌‌‌‍ ‌‌‍ ‍‌ ​ ​‍‌‌​ ‌‌‌​​‍‌‌ ‌‍‍ ‌‍‌‌‌ ‍‌​‍‌‌​ ​ ‌​‌​​‍‌‌​ ​ ‌​‌​​‍‌‌​ ​‍​ ​‍​ ‍‌​ ​ ‌‍​ ​ ‍​‌‍​‍‌‍‌​​ ‌ ​ ‍​​ ‍​​ ​ ‌‍‌‍​ ‌‌​‍‌‌​ ​‍​ ​‍​‍‌‌​ ‌‌‌​‌​​‍ ‍‌‍‍‌‌ ‌​‌‍‌‌‌‍ ‌‌ ​ ​‍‌‌​ ‌‌‌​​‍​ ​‌​ ​​​‍‌‌​ ‌‌‌​‌​​ ‌‍​‍‌‍​‌‌ ​ ‌‍‌‌‌‌‌‌‌ ​‍‌‍ ​​ ‌‌‍‍​‌ ‌​‌ ‌​‌ ​​‌ ​ ​‍‌‌​ ​ ‌​​‌​‍‌‌​ ​‍‌​‌‍​‍‌‌​ ​‍‌​‌‍‌‍​ ‌‍ ‌‌ ​ ​‍ ‍‌‍​ ‌‍‌‌‌ ​‍‌ ‌‍‌‍‌‌‌ ​‍‌‍​‌​‍ ‍‌ ​ ‌‍‌‌​‍‌‍‌‍‍‌‌‍‌​​ ‌‌‍‍‌​ ​‌​ ‍​‌‍ ‍​‍ ‍​ ​‍‌‍​ ​ ​‌​ ‌ ​ ‌​‌‍​ ​ ​​​ ​‍​‍ ‌‌‍‌‌​ ​​‌‍‌‌‌‍​‌​‍ ‌​ ‌​​ ‍​‌‍‌‍​ ​‍​‍ ‌‌‍​‍​ ‍​‌‍‌‌‌‍‌‍​‍ ‌​ ‌​‌‍‌​​ ​‍‌‍​‌‌‍​ ​ ​‌​ ​ ‌‍​‍​ ‍‌‌‍‌​​ ​‍​ ‍‌​‍ ‍‌‍ ‍‌‍ ​‍‌‍‌ ‌​‌ ‍‌‌ ​​‌‍‌‌​ ‌‌ ​​‌‍​‌‌‍‌ ‌‍‌‌​‍‌‍‌ ​​‌‍​‌‌ ‌​‌‍‍​​ ‌‌‍​‍‌‍ ​‌‍ ‌‍​ ‌‍‍ ‌ ​ ​‍‌‌​ ‌‌‌​​‍‌‌ ‌‍‍ ‌‍‌‌‌ ‍‌​‍‌‌​ ​ ‌​‌​​‍‌‌​ ​ ‌​‌​​‍‌‌​ ​‍​ ​‍‌‍‌‌‌‍‌‌​ ‌​​ ‌​​ ‌​‌‍​‍​ ​​​ ‌ ​‍ ‌‌‍‌‍​ ‌ ​ ‌​‌‍​‌​‍ ‌​ ‌​​ ‍‌‌‍‌‌‌‍​ ​‍ ‌‌‍​‍‌‍​‌​ ​ ​ ​ ​‍ ‌‌‍‌‍‌‍‌​​ ‍​‌‍​‍​ ‌​​ ​‌​ ‌ ​ ​‌​ ‌​​ ‌‍‌‍‌‌​ ‍‌​‍‌‌​ ​‍​ ​‍​‍‌‌​ ‌‌‌​‌​​‍ ‍‌‍​ ‌‍ ‌‍ ​‌ ‌‌‌‍ ‌‌‍ ‍‌ ​ ​‍‌‌​ ‌‌‌​​‍‌‌ ‌‍‍ ‌‍‌‌‌ ‍‌​‍‌‌​ ​ ‌​‌​​‍‌‌​ ​ ‌​‌​​‍‌‌​ ​‍​ ​‍​ ‍‌​ ​ ‌‍​ ​ ‍​‌‍​‍‌‍‌​​ ‌ ​ ‍​​ ‍​​ ​ ‌‍‌‍​ ‌‌​‍‌‌​ ​‍​ ​‍​‍‌‌​ ‌‌‌​‌​​‍ ‍‌‍‍‌‌ ‌​‌‍‌‌‌‍ ‌‌ ​ ​‍‌‌​ ‌‌‌​​‍​ ​‌​ ​​​‍‌‌​ ‌‌‌​‌​​‍‌‍‌ ‌ ‌‍ ‌ ​‍‌‍‍ ‌ ​ ‌ ​​‌‍​‌‌‍​ ‌‍‌‌​ ‌‌ ​​‌ ​‍‌‍ ‌‍‌​‌ ‌‌‌‍​ ‌ ‌​‌‍‍‌‌‍ ‌‍ ‍​‍‌‍‌ ​​‌‍‌‌‌ ​‍‌ ​ ‌ ​​‌‍‌‌‌‍​ ‌ ‌​‌‍‍‌‌ ‌‍‌‍‌‌​ ‌‌ ​​‌ ‌‌‌‍​‍‌‍ ​‌‍‍‌‌ ​ ‌‍‍​‌‍‌‌‌‍‌​​‍​‍‌ ‌
Salt og pepper​​​​‌ ‍ ​‍​‍‌‍ ‌ ​‍‌‍‍‌‌‍‌ ‌‍‍‌‌‍ ‍​‍​‍​ ‍‍​‍​‍‌ ​ ‌‍​‌‌‍ ‍‌‍‍‌‌ ‌​‌ ‍‌​‍ ‍‌‍‍‌‌‍ ​‍​‍​‍ ​​‍​‍‌‍‍​‌ ​‍‌‍‌‌‌‍‌‍​‍​‍​ ‍‍​‍​‍‌‍‍​‌ ‌​‌ ‌​‌ ​​‌ ​ ​ ‍‍​‍ ​‍ ‌‍​ ‌‍ ‌‌ ​ ​‍ ‍‌‍​ ‌‍‌‌‌ ​‍‌ ‌‍‌‍‌‌‌ ​‍‌‍​‌​‍ ‍‌ ​ ‌‍‌‌​‍ ‌ ​​‌ ​‍‌‍ ‌‍‌​‌ ‌‌‌‍​ ‌ ‌​‌‍‍‌‌‍ ‌‍ ‍​‍ ‌‍‍‌‌‍ ‍‌ ‌​‌‍‌‌‌‍ ‍‌ ‌​​‍ ‌‍‌‌‌‍‌​‌‍‍‌‌ ‌​​‍ ‌‍ ‌‌‍ ‌‍‌​‌‍‌‌​ ‌‌ ​​‌ ​‍‌‍‌‌‌ ​ ‌‍‌‌‌‍ ‍‌ ‌​‌‍​‌‌ ‌​‌‍‍‌‌‍ ‌‍ ‍​ ‍ ‌‍‍‌‌‍‌​​ ‌‌‍‍‌​ ​‌​ ‍​‌‍ ‍​‍ ‍​ ​‍‌‍​ ​ ​‌​ ‌ ​ ‌​‌‍​ ​ ​​​ ​‍​‍ ‌‌‍‌‌​ ​​‌‍‌‌‌‍​‌​‍ ‌​ ‌​​ ‍​‌‍‌‍​ ​‍​‍ ‌‌‍​‍​ ‍​‌‍‌‌‌‍‌‍​‍ ‌​ ‌​‌‍‌​​ ​‍‌‍​‌‌‍​ ​ ​‌​ ​ ‌‍​‍​ ‍‌‌‍‌​​ ​‍​ ‍‌​‍ ‍‌‍ ‍‌‍ ​ ‍ ‌ ‌​‌ ‍‌‌ ​​‌‍‌‌​ ‌‌ ​​‌‍​‌‌‍‌ ‌‍‌‌​ ‍ ‌ ​​‌‍​‌‌ ‌​‌‍‍​​ ‌‌‍​‍‌‍ ​‌‍ ‌‍​ ‌‍‍ ‌ ​ ​‍‌‌​ ‌‌‌​​‍‌‌ ‌‍‍ ‌‍‌‌‌ ‍‌​‍‌‌​ ​ ‌​‌​​‍‌‌​ ​ ‌​‌​​‍‌‌​ ​‍​ ​‍‌‍‌‌‌‍‌‌​ ‌​​ ‌​​ ‌​‌‍​‍​ ​​​ ‌ ​‍ ‌‌‍‌‍​ ‌ ​ ‌​‌‍​‌​‍ ‌​ ‌​​ ‍‌‌‍‌‌‌‍​ ​‍ ‌‌‍​‍‌‍​‌​ ​ ​ ​ ​‍ ‌‌‍‌‍‌‍‌​​ ‍​‌‍​‍​ ‌​​ ​‌​ ‌ ​ ​‌​ ‌​​ ‌‍‌‍‌‌​ ‍‌​‍‌‌​ ​‍​ ​‍​‍‌‌​ ‌‌‌​‌​​‍ ‍‌‍​ ‌‍ ‌‍ ​‌ ‌‌‌‍ ‌‌‍ ‍‌ ​ ​‍‌‌​ ‌‌‌​​‍‌‌ ‌‍‍ ‌‍‌‌‌ ‍‌​‍‌‌​ ​ ‌​‌​​‍‌‌​ ​ ‌​‌​​‍‌‌​ ​‍​ ​‍​ ‍‌​ ​ ‌‍​ ​ ‍​‌‍​‍‌‍‌​​ ‌ ​ ‍​​ ‍​​ ​ ‌‍‌‍​ ‌‌​‍‌‌​ ​‍​ ​‍​‍‌‌​ ‌‌‌​‌​​‍ ‍‌‍‍‌‌ ‌​‌‍‌‌‌‍ ‌‌ ​ ​‍‌‌​ ‌‌‌​​‍​ ​‌​ ​‌​‍‌‌​ ‌‌‌​‌​​ ‌‍​‍‌‍​‌‌ ​ ‌‍‌‌‌‌‌‌‌ ​‍‌‍ ​​ ‌‌‍‍​‌ ‌​‌ ‌​‌ ​​‌ ​ ​‍‌‌​ ​ ‌​​‌​‍‌‌​ ​‍‌​‌‍​‍‌‌​ ​‍‌​‌‍‌‍​ ‌‍ ‌‌ ​ ​‍ ‍‌‍​ ‌‍‌‌‌ ​‍‌ ‌‍‌‍‌‌‌ ​‍‌‍​‌​‍ ‍‌ ​ ‌‍‌‌​‍‌‍‌‍‍‌‌‍‌​​ ‌‌‍‍‌​ ​‌​ ‍​‌‍ ‍​‍ ‍​ ​‍‌‍​ ​ ​‌​ ‌ ​ ‌​‌‍​ ​ ​​​ ​‍​‍ ‌‌‍‌‌​ ​​‌‍‌‌‌‍​‌​‍ ‌​ ‌​​ ‍​‌‍‌‍​ ​‍​‍ ‌‌‍​‍​ ‍​‌‍‌‌‌‍‌‍​‍ ‌​ ‌​‌‍‌​​ ​‍‌‍​‌‌‍​ ​ ​‌​ ​ ‌‍​‍​ ‍‌‌‍‌​​ ​‍​ ‍‌​‍ ‍‌‍ ‍‌‍ ​‍‌‍‌ ‌​‌ ‍‌‌ ​​‌‍‌‌​ ‌‌ ​​‌‍​‌‌‍‌ ‌‍‌‌​‍‌‍‌ ​​‌‍​‌‌ ‌​‌‍‍​​ ‌‌‍​‍‌‍ ​‌‍ ‌‍​ ‌‍‍ ‌ ​ ​‍‌‌​ ‌‌‌​​‍‌‌ ‌‍‍ ‌‍‌‌‌ ‍‌​‍‌‌​ ​ ‌​‌​​‍‌‌​ ​ ‌​‌​​‍‌‌​ ​‍​ ​‍‌‍‌‌‌‍‌‌​ ‌​​ ‌​​ ‌​‌‍​‍​ ​​​ ‌ ​‍ ‌‌‍‌‍​ ‌ ​ ‌​‌‍​‌​‍ ‌​ ‌​​ ‍‌‌‍‌‌‌‍​ ​‍ ‌‌‍​‍‌‍​‌​ ​ ​ ​ ​‍ ‌‌‍‌‍‌‍‌​​ ‍​‌‍​‍​ ‌​​ ​‌​ ‌ ​ ​‌​ ‌​​ ‌‍‌‍‌‌​ ‍‌​‍‌‌​ ​‍​ ​‍​‍‌‌​ ‌‌‌​‌​​‍ ‍‌‍​ ‌‍ ‌‍ ​‌ ‌‌‌‍ ‌‌‍ ‍‌ ​ ​‍‌‌​ ‌‌‌​​‍‌‌ ‌‍‍ ‌‍‌‌‌ ‍‌​‍‌‌​ ​ ‌​‌​​‍‌‌​ ​ ‌​‌​​‍‌‌​ ​‍​ ​‍​ ‍‌​ ​ ‌‍​ ​ ‍​‌‍​‍‌‍‌​​ ‌ ​ ‍​​ ‍​​ ​ ‌‍‌‍​ ‌‌​‍‌‌​ ​‍​ ​‍​‍‌‌​ ‌‌‌​‌​​‍ ‍‌‍‍‌‌ ‌​‌‍‌‌‌‍ ‌‌ ​ ​‍‌‌​ ‌‌‌​​‍​ ​‌​ ​‌​‍‌‌​ ‌‌‌​‌​​‍‌‍‌ ‌ ‌‍ ‌ ​‍‌‍‍ ‌ ​ ‌ ​​‌‍​‌‌‍​ ‌‍‌‌​ ‌‌ ​​‌ ​‍‌‍ ‌‍‌​‌ ‌‌‌‍​ ‌ ‌​‌‍‍‌‌‍ ‌‍ ‍​‍‌‍‌ ​​‌‍‌‌‌ ​‍‌ ​ ‌ ​​‌‍‌‌‌‍​ ‌ ‌​‌‍‍‌‌ ‌‍‌‍‌‌​ ‌‌ ​​‌ ‌‌‌‍​‍‌‍ ​‌‍‍‌‌ ​ ‌‍‍​‌‍‌‌‌‍‌​​‍​‍‌ ‌
FØRSTE LAGET​​​​‌ ‍ ​‍​‍‌‍ ‌ ​‍‌‍‍‌‌‍‌ ‌‍‍‌‌‍ ‍​‍​‍​ ‍‍​‍​‍‌ ​ ‌‍​‌‌‍ ‍‌‍‍‌‌ ‌​‌ ‍‌​‍ ‍‌‍‍‌‌‍ ​‍​‍​‍ ​​‍​‍‌‍‍​‌ ​‍‌‍‌‌‌‍‌‍​‍​‍​ ‍‍​‍​‍‌‍‍​‌ ‌​‌ ‌​‌ ​​‌ ​ ​ ‍‍​‍ ​‍ ‌‍​ ‌‍ ‌‌ ​ ​‍ ‍‌‍​ ‌‍‌‌‌ ​‍‌ ‌‍‌‍‌‌‌ ​‍‌‍​‌​‍ ‍‌ ​ ‌‍‌‌​‍ ‌ ​​‌ ​‍‌‍ ‌‍‌​‌ ‌‌‌‍​ ‌ ‌​‌‍‍‌‌‍ ‌‍ ‍​‍ ‌‍‍‌‌‍ ‍‌ ‌​‌‍‌‌‌‍ ‍‌ ‌​​‍ ‌‍‌‌‌‍‌​‌‍‍‌‌ ‌​​‍ ‌‍ ‌‌‍ ‌‍‌​‌‍‌‌​ ‌‌ ​​‌ ​‍‌‍‌‌‌ ​ ‌‍‌‌‌‍ ‍‌ ‌​‌‍​‌‌ ‌​‌‍‍‌‌‍ ‌‍ ‍​ ‍ ‌‍‍‌‌‍‌​​ ‌‌‍‍‌​ ​‌​ ‍​‌‍ ‍​‍ ‍​ ​‍‌‍​ ​ ​‌​ ‌ ​ ‌​‌‍​ ​ ​​​ ​‍​‍ ‌‌‍‌‌​ ​​‌‍‌‌‌‍​‌​‍ ‌​ ‌​​ ‍​‌‍‌‍​ ​‍​‍ ‌‌‍​‍​ ‍​‌‍‌‌‌‍‌‍​‍ ‌​ ‌​‌‍‌​​ ​‍‌‍​‌‌‍​ ​ ​‌​ ​ ‌‍​‍​ ‍‌‌‍‌​​ ​‍​ ‍‌​‍ ‍‌‍ ‍‌‍ ​ ‍ ‌ ‌​‌ ‍‌‌ ​​‌‍‌‌​ ‌‌ ​​‌‍​‌‌‍‌ ‌‍‌‌​ ‍ ‌ ​​‌‍​‌‌ ‌​‌‍‍​​ ‌‌‍​‍‌‍ ​‌‍ ‌‍​ ‌‍‍ ‌ ​ ​‍‌‌​ ‌‌‌​​‍‌‌ ‌‍‍ ‌‍‌‌‌ ‍‌​‍‌‌​ ​ ‌​‌​​‍‌‌​ ​ ‌​‌​​‍‌‌​ ​‍​ ​‍‌‍‌‌‌‍‌‌​ ‌​​ ‌​​ ‌​‌‍​‍​ ​​​ ‌ ​‍ ‌‌‍‌‍​ ‌ ​ ‌​‌‍​‌​‍ ‌​ ‌​​ ‍‌‌‍‌‌‌‍​ ​‍ ‌‌‍​‍‌‍​‌​ ​ ​ ​ ​‍ ‌‌‍‌‍‌‍‌​​ ‍​‌‍​‍​ ‌​​ ​‌​ ‌ ​ ​‌​ ‌​​ ‌‍‌‍‌‌​ ‍‌​‍‌‌​ ​‍​ ​‍​‍‌‌​ ‌‌‌​‌​​‍ ‍‌‍​ ‌‍ ‌‍ ​‌ ‌‌‌‍ ‌‌‍ ‍‌ ​ ​‍‌‌​ ‌‌‌​​‍‌‌ ‌‍‍ ‌‍‌‌‌ ‍‌​‍‌‌​ ​ ‌​‌​​‍‌‌​ ​ ‌​‌​​‍‌‌​ ​‍​ ​‍​ ‍‌​ ​ ‌‍​ ​ ‍​‌‍​‍‌‍‌​​ ‌ ​ ‍​​ ‍​​ ​ ‌‍‌‍​ ‌‌​‍‌‌​ ​‍​ ​‍​‍‌‌​ ‌‌‌​‌​​‍ ‍‌‍‍‌‌ ‌​‌‍‌‌‌‍ ‌‌ ​ ​‍‌‌​ ‌‌‌​​‍​ ​‌​ ​‍​‍‌‌​ ‌‌‌​‌​​ ‌‍​‍‌‍​‌‌ ​ ‌‍‌‌‌‌‌‌‌ ​‍‌‍ ​​ ‌‌‍‍​‌ ‌​‌ ‌​‌ ​​‌ ​ ​‍‌‌​ ​ ‌​​‌​‍‌‌​ ​‍‌​‌‍​‍‌‌​ ​‍‌​‌‍‌‍​ ‌‍ ‌‌ ​ ​‍ ‍‌‍​ ‌‍‌‌‌ ​‍‌ ‌‍‌‍‌‌‌ ​‍‌‍​‌​‍ ‍‌ ​ ‌‍‌‌​‍‌‍‌‍‍‌‌‍‌​​ ‌‌‍‍‌​ ​‌​ ‍​‌‍ ‍​‍ ‍​ ​‍‌‍​ ​ ​‌​ ‌ ​ ‌​‌‍​ ​ ​​​ ​‍​‍ ‌‌‍‌‌​ ​​‌‍‌‌‌‍​‌​‍ ‌​ ‌​​ ‍​‌‍‌‍​ ​‍​‍ ‌‌‍​‍​ ‍​‌‍‌‌‌‍‌‍​‍ ‌​ ‌​‌‍‌​​ ​‍‌‍​‌‌‍​ ​ ​‌​ ​ ‌‍​‍​ ‍‌‌‍‌​​ ​‍​ ‍‌​‍ ‍‌‍ ‍‌‍ ​‍‌‍‌ ‌​‌ ‍‌‌ ​​‌‍‌‌​ ‌‌ ​​‌‍​‌‌‍‌ ‌‍‌‌​‍‌‍‌ ​​‌‍​‌‌ ‌​‌‍‍​​ ‌‌‍​‍‌‍ ​‌‍ ‌‍​ ‌‍‍ ‌ ​ ​‍‌‌​ ‌‌‌​​‍‌‌ ‌‍‍ ‌‍‌‌‌ ‍‌​‍‌‌​ ​ ‌​‌​​‍‌‌​ ​ ‌​‌​​‍‌‌​ ​‍​ ​‍‌‍‌‌‌‍‌‌​ ‌​​ ‌​​ ‌​‌‍​‍​ ​​​ ‌ ​‍ ‌‌‍‌‍​ ‌ ​ ‌​‌‍​‌​‍ ‌​ ‌​​ ‍‌‌‍‌‌‌‍​ ​‍ ‌‌‍​‍‌‍​‌​ ​ ​ ​ ​‍ ‌‌‍‌‍‌‍‌​​ ‍​‌‍​‍​ ‌​​ ​‌​ ‌ ​ ​‌​ ‌​​ ‌‍‌‍‌‌​ ‍‌​‍‌‌​ ​‍​ ​‍​‍‌‌​ ‌‌‌​‌​​‍ ‍‌‍​ ‌‍ ‌‍ ​‌ ‌‌‌‍ ‌‌‍ ‍‌ ​ ​‍‌‌​ ‌‌‌​​‍‌‌ ‌‍‍ ‌‍‌‌‌ ‍‌​‍‌‌​ ​ ‌​‌​​‍‌‌​ ​ ‌​‌​​‍‌‌​ ​‍​ ​‍​ ‍‌​ ​ ‌‍​ ​ ‍​‌‍​‍‌‍‌​​ ‌ ​ ‍​​ ‍​​ ​ ‌‍‌‍​ ‌‌​‍‌‌​ ​‍​ ​‍​‍‌‌​ ‌‌‌​‌​​‍ ‍‌‍‍‌‌ ‌​‌‍‌‌‌‍ ‌‌ ​ ​‍‌‌​ ‌‌‌​​‍​ ​‌​ ​‍​‍‌‌​ ‌‌‌​‌​​‍‌‍‌ ‌ ‌‍ ‌ ​‍‌‍‍ ‌ ​ ‌ ​​‌‍​‌‌‍​ ‌‍‌‌​ ‌‌ ​​‌ ​‍‌‍ ‌‍‌​‌ ‌‌‌‍​ ‌ ‌​‌‍‍‌‌‍ ‌‍ ‍​‍‌‍‌ ​​‌‍‌‌‌ ​‍‌ ​ ‌ ​​‌‍‌‌‌‍​ ‌ ‌​‌‍‍‌‌ ‌‍‌‍‌‌​ ‌‌ ​​‌ ‌‌‌‍​‍‌‍ ​‌‍‍‌‌ ​ ‌‍‍​‌‍‌‌‌‍‌​​‍​‍‌ ‌
50 g kremost​​​​‌ ‍ ​‍​‍‌‍ ‌ ​‍‌‍‍‌‌‍‌ ‌‍‍‌‌‍ ‍​‍​‍​ ‍‍​‍​‍‌ ​ ‌‍​‌‌‍ ‍‌‍‍‌‌ ‌​‌ ‍‌​‍ ‍‌‍‍‌‌‍ ​‍​‍​‍ ​​‍​‍‌‍‍​‌ ​‍‌‍‌‌‌‍‌‍​‍​‍​ ‍‍​‍​‍‌‍‍​‌ ‌​‌ ‌​‌ ​​‌ ​ ​ ‍‍​‍ ​‍ ‌‍​ ‌‍ ‌‌ ​ ​‍ ‍‌‍​ ‌‍‌‌‌ ​‍‌ ‌‍‌‍‌‌‌ ​‍‌‍​‌​‍ ‍‌ ​ ‌‍‌‌​‍ ‌ ​​‌ ​‍‌‍ ‌‍‌​‌ ‌‌‌‍​ ‌ ‌​‌‍‍‌‌‍ ‌‍ ‍​‍ ‌‍‍‌‌‍ ‍‌ ‌​‌‍‌‌‌‍ ‍‌ ‌​​‍ ‌‍‌‌‌‍‌​‌‍‍‌‌ ‌​​‍ ‌‍ ‌‌‍ ‌‍‌​‌‍‌‌​ ‌‌ ​​‌ ​‍‌‍‌‌‌ ​ ‌‍‌‌‌‍ ‍‌ ‌​‌‍​‌‌ ‌​‌‍‍‌‌‍ ‌‍ ‍​ ‍ ‌‍‍‌‌‍‌​​ ‌‌‍‍‌​ ​‌​ ‍​‌‍ ‍​‍ ‍​ ​‍‌‍​ ​ ​‌​ ‌ ​ ‌​‌‍​ ​ ​​​ ​‍​‍ ‌‌‍‌‌​ ​​‌‍‌‌‌‍​‌​‍ ‌​ ‌​​ ‍​‌‍‌‍​ ​‍​‍ ‌‌‍​‍​ ‍​‌‍‌‌‌‍‌‍​‍ ‌​ ‌​‌‍‌​​ ​‍‌‍​‌‌‍​ ​ ​‌​ ​ ‌‍​‍​ ‍‌‌‍‌​​ ​‍​ ‍‌​‍ ‍‌‍ ‍‌‍ ​ ‍ ‌ ‌​‌ ‍‌‌ ​​‌‍‌‌​ ‌‌ ​​‌‍​‌‌‍‌ ‌‍‌‌​ ‍ ‌ ​​‌‍​‌‌ ‌​‌‍‍​​ ‌‌‍​‍‌‍ ​‌‍ ‌‍​ ‌‍‍ ‌ ​ ​‍‌‌​ ‌‌‌​​‍‌‌ ‌‍‍ ‌‍‌‌‌ ‍‌​‍‌‌​ ​ ‌​‌​​‍‌‌​ ​ ‌​‌​​‍‌‌​ ​‍​ ​‍‌‍‌‌‌‍‌‌​ ‌​​ ‌​​ ‌​‌‍​‍​ ​​​ ‌ ​‍ ‌‌‍‌‍​ ‌ ​ ‌​‌‍​‌​‍ ‌​ ‌​​ ‍‌‌‍‌‌‌‍​ ​‍ ‌‌‍​‍‌‍​‌​ ​ ​ ​ ​‍ ‌‌‍‌‍‌‍‌​​ ‍​‌‍​‍​ ‌​​ ​‌​ ‌ ​ ​‌​ ‌​​ ‌‍‌‍‌‌​ ‍‌​‍‌‌​ ​‍​ ​‍​‍‌‌​ ‌‌‌​‌​​‍ ‍‌‍​ ‌‍ ‌‍ ​‌ ‌‌‌‍ ‌‌‍ ‍‌ ​ ​‍‌‌​ ‌‌‌​​‍‌‌ ‌‍‍ ‌‍‌‌‌ ‍‌​‍‌‌​ ​ ‌​‌​​‍‌‌​ ​ ‌​‌​​‍‌‌​ ​‍​ ​‍​ ‍‌​ ​ ‌‍​ ​ ‍​‌‍​‍‌‍‌​​ ‌ ​ ‍​​ ‍​​ ​ ‌‍‌‍​ ‌‌​‍‌‌​ ​‍​ ​‍​‍‌‌​ ‌‌‌​‌​​‍ ‍‌‍‍‌‌ ‌​‌‍‌‌‌‍ ‌‌ ​ ​‍‌‌​ ‌‌‌​​‍​ ​‌​ ​ ​‍‌‌​ ‌‌‌​‌​​ ‌‍​‍‌‍​‌‌ ​ ‌‍‌‌‌‌‌‌‌ ​‍‌‍ ​​ ‌‌‍‍​‌ ‌​‌ ‌​‌ ​​‌ ​ ​‍‌‌​ ​ ‌​​‌​‍‌‌​ ​‍‌​‌‍​‍‌‌​ ​‍‌​‌‍‌‍​ ‌‍ ‌‌ ​ ​‍ ‍‌‍​ ‌‍‌‌‌ ​‍‌ ‌‍‌‍‌‌‌ ​‍‌‍​‌​‍ ‍‌ ​ ‌‍‌‌​‍‌‍‌‍‍‌‌‍‌​​ ‌‌‍‍‌​ ​‌​ ‍​‌‍ ‍​‍ ‍​ ​‍‌‍​ ​ ​‌​ ‌ ​ ‌​‌‍​ ​ ​​​ ​‍​‍ ‌‌‍‌‌​ ​​‌‍‌‌‌‍​‌​‍ ‌​ ‌​​ ‍​‌‍‌‍​ ​‍​‍ ‌‌‍​‍​ ‍​‌‍‌‌‌‍‌‍​‍ ‌​ ‌​‌‍‌​​ ​‍‌‍​‌‌‍​ ​ ​‌​ ​ ‌‍​‍​ ‍‌‌‍‌​​ ​‍​ ‍‌​‍ ‍‌‍ ‍‌‍ ​‍‌‍‌ ‌​‌ ‍‌‌ ​​‌‍‌‌​ ‌‌ ​​‌‍​‌‌‍‌ ‌‍‌‌​‍‌‍‌ ​​‌‍​‌‌ ‌​‌‍‍​​ ‌‌‍​‍‌‍ ​‌‍ ‌‍​ ‌‍‍ ‌ ​ ​‍‌‌​ ‌‌‌​​‍‌‌ ‌‍‍ ‌‍‌‌‌ ‍‌​‍‌‌​ ​ ‌​‌​​‍‌‌​ ​ ‌​‌​​‍‌‌​ ​‍​ ​‍‌‍‌‌‌‍‌‌​ ‌​​ ‌​​ ‌​‌‍​‍​ ​​​ ‌ ​‍ ‌‌‍‌‍​ ‌ ​ ‌​‌‍​‌​‍ ‌​ ‌​​ ‍‌‌‍‌‌‌‍​ ​‍ ‌‌‍​‍‌‍​‌​ ​ ​ ​ ​‍ ‌‌‍‌‍‌‍‌​​ ‍​‌‍​‍​ ‌​​ ​‌​ ‌ ​ ​‌​ ‌​​ ‌‍‌‍‌‌​ ‍‌​‍‌‌​ ​‍​ ​‍​‍‌‌​ ‌‌‌​‌​​‍ ‍‌‍​ ‌‍ ‌‍ ​‌ ‌‌‌‍ ‌‌‍ ‍‌ ​ ​‍‌‌​ ‌‌‌​​‍‌‌ ‌‍‍ ‌‍‌‌‌ ‍‌​‍‌‌​ ​ ‌​‌​​‍‌‌​ ​ ‌​‌​​‍‌‌​ ​‍​ ​‍​ ‍‌​ ​ ‌‍​ ​ ‍​‌‍​‍‌‍‌​​ ‌ ​ ‍​​ ‍​​ ​ ‌‍‌‍​ ‌‌​‍‌‌​ ​‍​ ​‍​‍‌‌​ ‌‌‌​‌​​‍ ‍‌‍‍‌‌ ‌​‌‍‌‌‌‍ ‌‌ ​ ​‍‌‌​ ‌‌‌​​‍​ ​‌​ ​ ​‍‌‌​ ‌‌‌​‌​​‍‌‍‌ ‌ ‌‍ ‌ ​‍‌‍‍ ‌ ​ ‌ ​​‌‍​‌‌‍​ ‌‍‌‌​ ‌‌ ​​‌ ​‍‌‍ ‌‍‌​‌ ‌‌‌‍​ ‌ ‌​‌‍‍‌‌‍ ‌‍ ‍​‍‌‍‌ ​​‌‍‌‌‌ ​‍‌ ​ ‌ ​​‌‍‌‌‌‍​ ‌ ‌​‌‍‍‌‌ ‌‍‌‍‌‌​ ‌‌ ​​‌ ‌‌‌‍​‍‌‍ ​‌‍‍‌‌ ​ ‌‍‍​‌‍‌‌‌‍‌​​‍​‍‌ ‌
ANDRE LAGET​​​​‌ ‍ ​‍​‍‌‍ ‌ ​‍‌‍‍‌‌‍‌ ‌‍‍‌‌‍ ‍​‍​‍​ ‍‍​‍​‍‌ ​ ‌‍​‌‌‍ ‍‌‍‍‌‌ ‌​‌ ‍‌​‍ ‍‌‍‍‌‌‍ ​‍​‍​‍ ​​‍​‍‌‍‍​‌ ​‍‌‍‌‌‌‍‌‍​‍​‍​ ‍‍​‍​‍‌‍‍​‌ ‌​‌ ‌​‌ ​​‌ ​ ​ ‍‍​‍ ​‍ ‌‍​ ‌‍ ‌‌ ​ ​‍ ‍‌‍​ ‌‍‌‌‌ ​‍‌ ‌‍‌‍‌‌‌ ​‍‌‍​‌​‍ ‍‌ ​ ‌‍‌‌​‍ ‌ ​​‌ ​‍‌‍ ‌‍‌​‌ ‌‌‌‍​ ‌ ‌​‌‍‍‌‌‍ ‌‍ ‍​‍ ‌‍‍‌‌‍ ‍‌ ‌​‌‍‌‌‌‍ ‍‌ ‌​​‍ ‌‍‌‌‌‍‌​‌‍‍‌‌ ‌​​‍ ‌‍ ‌‌‍ ‌‍‌​‌‍‌‌​ ‌‌ ​​‌ ​‍‌‍‌‌‌ ​ ‌‍‌‌‌‍ ‍‌ ‌​‌‍​‌‌ ‌​‌‍‍‌‌‍ ‌‍ ‍​ ‍ ‌‍‍‌‌‍‌​​ ‌‌‍‍‌​ ​‌​ ‍​‌‍ ‍​‍ ‍​ ​‍‌‍​ ​ ​‌​ ‌ ​ ‌​‌‍​ ​ ​​​ ​‍​‍ ‌‌‍‌‌​ ​​‌‍‌‌‌‍​‌​‍ ‌​ ‌​​ ‍​‌‍‌‍​ ​‍​‍ ‌‌‍​‍​ ‍​‌‍‌‌‌‍‌‍​‍ ‌​ ‌​‌‍‌​​ ​‍‌‍​‌‌‍​ ​ ​‌​ ​ ‌‍​‍​ ‍‌‌‍‌​​ ​‍​ ‍‌​‍ ‍‌‍ ‍‌‍ ​ ‍ ‌ ‌​‌ ‍‌‌ ​​‌‍‌‌​ ‌‌ ​​‌‍​‌‌‍‌ ‌‍‌‌​ ‍ ‌ ​​‌‍​‌‌ ‌​‌‍‍​​ ‌‌‍​‍‌‍ ​‌‍ ‌‍​ ‌‍‍ ‌ ​ ​‍‌‌​ ‌‌‌​​‍‌‌ ‌‍‍ ‌‍‌‌‌ ‍‌​‍‌‌​ ​ ‌​‌​​‍‌‌​ ​ ‌​‌​​‍‌‌​ ​‍​ ​‍‌‍‌‌‌‍‌‌​ ‌​​ ‌​​ ‌​‌‍​‍​ ​​​ ‌ ​‍ ‌‌‍‌‍​ ‌ ​ ‌​‌‍​‌​‍ ‌​ ‌​​ ‍‌‌‍‌‌‌‍​ ​‍ ‌‌‍​‍‌‍​‌​ ​ ​ ​ ​‍ ‌‌‍‌‍‌‍‌​​ ‍​‌‍​‍​ ‌​​ ​‌​ ‌ ​ ​‌​ ‌​​ ‌‍‌‍‌‌​ ‍‌​‍‌‌​ ​‍​ ​‍​‍‌‌​ ‌‌‌​‌​​‍ ‍‌‍​ ‌‍ ‌‍ ​‌ ‌‌‌‍ ‌‌‍ ‍‌ ​ ​‍‌‌​ ‌‌‌​​‍‌‌ ‌‍‍ ‌‍‌‌‌ ‍‌​‍‌‌​ ​ ‌​‌​​‍‌‌​ ​ ‌​‌​​‍‌‌​ ​‍​ ​‍​ ‍‌​ ​ ‌‍​ ​ ‍​‌‍​‍‌‍‌​​ ‌ ​ ‍​​ ‍​​ ​ ‌‍‌‍​ ‌‌​‍‌‌​ ​‍​ ​‍​‍‌‌​ ‌‌‌​‌​​‍ ‍‌‍‍‌‌ ‌​‌‍‌‌‌‍ ‌‌ ​ ​‍‌‌​ ‌‌‌​​‍​ ​‌​ ‌​​‍‌‌​ ‌‌‌​‌​​ ‌‍​‍‌‍​‌‌ ​ ‌‍‌‌‌‌‌‌‌ ​‍‌‍ ​​ ‌‌‍‍​‌ ‌​‌ ‌​‌ ​​‌ ​ ​‍‌‌​ ​ ‌​​‌​‍‌‌​ ​‍‌​‌‍​‍‌‌​ ​‍‌​‌‍‌‍​ ‌‍ ‌‌ ​ ​‍ ‍‌‍​ ‌‍‌‌‌ ​‍‌ ‌‍‌‍‌‌‌ ​‍‌‍​‌​‍ ‍‌ ​ ‌‍‌‌​‍‌‍‌‍‍‌‌‍‌​​ ‌‌‍‍‌​ ​‌​ ‍​‌‍ ‍​‍ ‍​ ​‍‌‍​ ​ ​‌​ ‌ ​ ‌​‌‍​ ​ ​​​ ​‍​‍ ‌‌‍‌‌​ ​​‌‍‌‌‌‍​‌​‍ ‌​ ‌​​ ‍​‌‍‌‍​ ​‍​‍ ‌‌‍​‍​ ‍​‌‍‌‌‌‍‌‍​‍ ‌​ ‌​‌‍‌​​ ​‍‌‍​‌‌‍​ ​ ​‌​ ​ ‌‍​‍​ ‍‌‌‍‌​​ ​‍​ ‍‌​‍ ‍‌‍ ‍‌‍ ​‍‌‍‌ ‌​‌ ‍‌‌ ​​‌‍‌‌​ ‌‌ ​​‌‍​‌‌‍‌ ‌‍‌‌​‍‌‍‌ ​​‌‍​‌‌ ‌​‌‍‍​​ ‌‌‍​‍‌‍ ​‌‍ ‌‍​ ‌‍‍ ‌ ​ ​‍‌‌​ ‌‌‌​​‍‌‌ ‌‍‍ ‌‍‌‌‌ ‍‌​‍‌‌​ ​ ‌​‌​​‍‌‌​ ​ ‌​‌​​‍‌‌​ ​‍​ ​‍‌‍‌‌‌‍‌‌​ ‌​​ ‌​​ ‌​‌‍​‍​ ​​​ ‌ ​‍ ‌‌‍‌‍​ ‌ ​ ‌​‌‍​‌​‍ ‌​ ‌​​ ‍‌‌‍‌‌‌‍​ ​‍ ‌‌‍​‍‌‍​‌​ ​ ​ ​ ​‍ ‌‌‍‌‍‌‍‌​​ ‍​‌‍​‍​ ‌​​ ​‌​ ‌ ​ ​‌​ ‌​​ ‌‍‌‍‌‌​ ‍‌​‍‌‌​ ​‍​ ​‍​‍‌‌​ ‌‌‌​‌​​‍ ‍‌‍​ ‌‍ ‌‍ ​‌ ‌‌‌‍ ‌‌‍ ‍‌ ​ ​‍‌‌​ ‌‌‌​​‍‌‌ ‌‍‍ ‌‍‌‌‌ ‍‌​‍‌‌​ ​ ‌​‌​​‍‌‌​ ​ ‌​‌​​‍‌‌​ ​‍​ ​‍​ ‍‌​ ​ ‌‍​ ​ ‍​‌‍​‍‌‍‌​​ ‌ ​ ‍​​ ‍​​ ​ ‌‍‌‍​ ‌‌​‍‌‌​ ​‍​ ​‍​‍‌‌​ ‌‌‌​‌​​‍ ‍‌‍‍‌‌ ‌​‌‍‌‌‌‍ ‌‌ ​ ​‍‌‌​ ‌‌‌​​‍​ ​‌​ ‌​​‍‌‌​ ‌‌‌​‌​​‍‌‍‌ ‌ ‌‍ ‌ ​‍‌‍‍ ‌ ​ ‌ ​​‌‍​‌‌‍​ ‌‍‌‌​ ‌‌ ​​‌ ​‍‌‍ ‌‍‌​‌ ‌‌‌‍​ ‌ ‌​‌‍‍‌‌‍ ‌‍ ‍​‍‌‍‌ ​​‌‍‌‌‌ ​‍‌ ​ ‌ ​​‌‍‌‌‌‍​ ‌ ‌​‌‍‍‌‌ ‌‍‌‍‌‌​ ‌‌ ​​‌ ‌‌‌‍​‍‌‍ ​‌‍‍‌‌ ​ ‌‍‍​‌‍‌‌‌‍‌​​‍​‍‌ ‌
200 ml crème fraiche​​​​‌ ‍ ​‍​‍‌‍ ‌ ​‍‌‍‍‌‌‍‌ ‌‍‍‌‌‍ ‍​‍​‍​ ‍‍​‍​‍‌ ​ ‌‍​‌‌‍ ‍‌‍‍‌‌ ‌​‌ ‍‌​‍ ‍‌‍‍‌‌‍ ​‍​‍​‍ ​​‍​‍‌‍‍​‌ ​‍‌‍‌‌‌‍‌‍​‍​‍​ ‍‍​‍​‍‌‍‍​‌ ‌​‌ ‌​‌ ​​‌ ​ ​ ‍‍​‍ ​‍ ‌‍​ ‌‍ ‌‌ ​ ​‍ ‍‌‍​ ‌‍‌‌‌ ​‍‌ ‌‍‌‍‌‌‌ ​‍‌‍​‌​‍ ‍‌ ​ ‌‍‌‌​‍ ‌ ​​‌ ​‍‌‍ ‌‍‌​‌ ‌‌‌‍​ ‌ ‌​‌‍‍‌‌‍ ‌‍ ‍​‍ ‌‍‍‌‌‍ ‍‌ ‌​‌‍‌‌‌‍ ‍‌ ‌​​‍ ‌‍‌‌‌‍‌​‌‍‍‌‌ ‌​​‍ ‌‍ ‌‌‍ ‌‍‌​‌‍‌‌​ ‌‌ ​​‌ ​‍‌‍‌‌‌ ​ ‌‍‌‌‌‍ ‍‌ ‌​‌‍​‌‌ ‌​‌‍‍‌‌‍ ‌‍ ‍​ ‍ ‌‍‍‌‌‍‌​​ ‌‌‍‍‌​ ​‌​ ‍​‌‍ ‍​‍ ‍​ ​‍‌‍​ ​ ​‌​ ‌ ​ ‌​‌‍​ ​ ​​​ ​‍​‍ ‌‌‍‌‌​ ​​‌‍‌‌‌‍​‌​‍ ‌​ ‌​​ ‍​‌‍‌‍​ ​‍​‍ ‌‌‍​‍​ ‍​‌‍‌‌‌‍‌‍​‍ ‌​ ‌​‌‍‌​​ ​‍‌‍​‌‌‍​ ​ ​‌​ ​ ‌‍​‍​ ‍‌‌‍‌​​ ​‍​ ‍‌​‍ ‍‌‍ ‍‌‍ ​ ‍ ‌ ‌​‌ ‍‌‌ ​​‌‍‌‌​ ‌‌ ​​‌‍​‌‌‍‌ ‌‍‌‌​ ‍ ‌ ​​‌‍​‌‌ ‌​‌‍‍​​ ‌‌‍​‍‌‍ ​‌‍ ‌‍​ ‌‍‍ ‌ ​ ​‍‌‌​ ‌‌‌​​‍‌‌ ‌‍‍ ‌‍‌‌‌ ‍‌​‍‌‌​ ​ ‌​‌​​‍‌‌​ ​ ‌​‌​​‍‌‌​ ​‍​ ​‍‌‍‌‌‌‍‌‌​ ‌​​ ‌​​ ‌​‌‍​‍​ ​​​ ‌ ​‍ ‌‌‍‌‍​ ‌ ​ ‌​‌‍​‌​‍ ‌​ ‌​​ ‍‌‌‍‌‌‌‍​ ​‍ ‌‌‍​‍‌‍​‌​ ​ ​ ​ ​‍ ‌‌‍‌‍‌‍‌​​ ‍​‌‍​‍​ ‌​​ ​‌​ ‌ ​ ​‌​ ‌​​ ‌‍‌‍‌‌​ ‍‌​‍‌‌​ ​‍​ ​‍​‍‌‌​ ‌‌‌​‌​​‍ ‍‌‍​ ‌‍ ‌‍ ​‌ ‌‌‌‍ ‌‌‍ ‍‌ ​ ​‍‌‌​ ‌‌‌​​‍‌‌ ‌‍‍ ‌‍‌‌‌ ‍‌​‍‌‌​ ​ ‌​‌​​‍‌‌​ ​ ‌​‌​​‍‌‌​ ​‍​ ​‍​ ‍‌​ ​ ‌‍​ ​ ‍​‌‍​‍‌‍‌​​ ‌ ​ ‍​​ ‍​​ ​ ‌‍‌‍​ ‌‌​‍‌‌​ ​‍​ ​‍​‍‌‌​ ‌‌‌​‌​​‍ ‍‌‍‍‌‌ ‌​‌‍‌‌‌‍ ‌‌ ​ ​‍‌‌​ ‌‌‌​​‍​ ​‌​ ‌‌​‍‌‌​ ‌‌‌​‌​​ ‌‍​‍‌‍​‌‌ ​ ‌‍‌‌‌‌‌‌‌ ​‍‌‍ ​​ ‌‌‍‍​‌ ‌​‌ ‌​‌ ​​‌ ​ ​‍‌‌​ ​ ‌​​‌​‍‌‌​ ​‍‌​‌‍​‍‌‌​ ​‍‌​‌‍‌‍​ ‌‍ ‌‌ ​ ​‍ ‍‌‍​ ‌‍‌‌‌ ​‍‌ ‌‍‌‍‌‌‌ ​‍‌‍​‌​‍ ‍‌ ​ ‌‍‌‌​‍‌‍‌‍‍‌‌‍‌​​ ‌‌‍‍‌​ ​‌​ ‍​‌‍ ‍​‍ ‍​ ​‍‌‍​ ​ ​‌​ ‌ ​ ‌​‌‍​ ​ ​​​ ​‍​‍ ‌‌‍‌‌​ ​​‌‍‌‌‌‍​‌​‍ ‌​ ‌​​ ‍​‌‍‌‍​ ​‍​‍ ‌‌‍​‍​ ‍​‌‍‌‌‌‍‌‍​‍ ‌​ ‌​‌‍‌​​ ​‍‌‍​‌‌‍​ ​ ​‌​ ​ ‌‍​‍​ ‍‌‌‍‌​​ ​‍​ ‍‌​‍ ‍‌‍ ‍‌‍ ​‍‌‍‌ ‌​‌ ‍‌‌ ​​‌‍‌‌​ ‌‌ ​​‌‍​‌‌‍‌ ‌‍‌‌​‍‌‍‌ ​​‌‍​‌‌ ‌​‌‍‍​​ ‌‌‍​‍‌‍ ​‌‍ ‌‍​ ‌‍‍ ‌ ​ ​‍‌‌​ ‌‌‌​​‍‌‌ ‌‍‍ ‌‍‌‌‌ ‍‌​‍‌‌​ ​ ‌​‌​​‍‌‌​ ​ ‌​‌​​‍‌‌​ ​‍​ ​‍‌‍‌‌‌‍‌‌​ ‌​​ ‌​​ ‌​‌‍​‍​ ​​​ ‌ ​‍ ‌‌‍‌‍​ ‌ ​ ‌​‌‍​‌​‍ ‌​ ‌​​ ‍‌‌‍‌‌‌‍​ ​‍ ‌‌‍​‍‌‍​‌​ ​ ​ ​ ​‍ ‌‌‍‌‍‌‍‌​​ ‍​‌‍​‍​ ‌​​ ​‌​ ‌ ​ ​‌​ ‌​​ ‌‍‌‍‌‌​ ‍‌​‍‌‌​ ​‍​ ​‍​‍‌‌​ ‌‌‌​‌​​‍ ‍‌‍​ ‌‍ ‌‍ ​‌ ‌‌‌‍ ‌‌‍ ‍‌ ​ ​‍‌‌​ ‌‌‌​​‍‌‌ ‌‍‍ ‌‍‌‌‌ ‍‌​‍‌‌​ ​ ‌​‌​​‍‌‌​ ​ ‌​‌​​‍‌‌​ ​‍​ ​‍​ ‍‌​ ​ ‌‍​ ​ ‍​‌‍​‍‌‍‌​​ ‌ ​ ‍​​ ‍​​ ​ ‌‍‌‍​ ‌‌​‍‌‌​ ​‍​ ​‍​‍‌‌​ ‌‌‌​‌​​‍ ‍‌‍‍‌‌ ‌​‌‍‌‌‌‍ ‌‌ ​ ​‍‌‌​ ‌‌‌​​‍​ ​‌​ ‌‌​‍‌‌​ ‌‌‌​‌​​‍‌‍‌ ‌ ‌‍ ‌ ​‍‌‍‍ ‌ ​ ‌ ​​‌‍​‌‌‍​ ‌‍‌‌​ ‌‌ ​​‌ ​‍‌‍ ‌‍‌​‌ ‌‌‌‍​ ‌ ‌​‌‍‍‌‌‍ ‌‍ ‍​‍‌‍‌ ​​‌‍‌‌‌ ​‍‌ ​ ‌ ​​‌‍‌‌‌‍​ ‌ ‌​‌‍‍‌‌ ‌‍‌‍‌‌​ ‌‌ ​​‌ ‌‌‌‍​‍‌‍ ​‌‍‍‌‌ ​ ‌‍‍​‌‍‌‌‌‍‌​​‍​‍‌ ‌